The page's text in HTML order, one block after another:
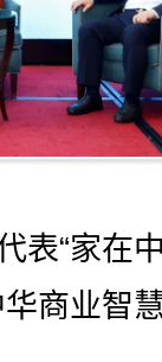
“家在中
商业智